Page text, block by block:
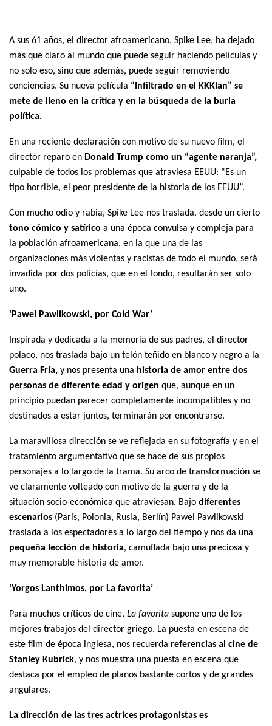
A sus 61 años, el director afroamericano, Spike Lee, ha dejado
más que claro al mundo que puede seguir haciendo películas y
no solo eso, sino que además, puede seguir removiendo
conciencias. Su nueva película “Infiltrado en el KKKlan” se
mete de lleno en la crítica y en la búsqueda de la burla
política.
En una reciente declaración con motivo de su nuevo film, el
director reparo en Donald Trump como un “agente naranja”,
culpable de todos los problemas que atraviesa EEUU: “Es un
tipo horrible, el peor presidente de la historia de los EEUU”.
Con mucho odio y rabia, Spike Lee nos traslada, desde un cierto
tono cómico y satírico a una época convulsa y compleja para
la población afroamericana, en la que una de las
organizaciones más violentas y racistas de todo el mundo, será
invadida por dos policías, que en el fondo, resultarán ser solo
uno.
‘Pawel Pawlikowski, por Cold War’
Inspirada y dedicada a la memoria de sus padres, el director
polaco, nos traslada bajo un telón teñido en blanco y negro a la
Guerra Fría, y nos presenta una historia de amor entre dos
personas de diferente edad y origen que, aunque en un
principio puedan parecer completamente incompatibles y no
destinados a estar juntos, terminarán por encontrarse.
La maravillosa dirección se ve reflejada en su fotografía y en el
tratamiento argumentativo que se hace de sus propios
personajes a lo largo de la trama. Su arco de transformación se
ve claramente volteado con motivo de la guerra y de la
situación socio-económica que atraviesan. Bajo diferentes
escenarios (París, Polonia, Rusia, Berlín) Pawel Pawlikowski
traslada a los espectadores a lo largo del tiempo y nos da una
pequeña lección de historia, camuflada bajo una preciosa y
muy memorable historia de amor.
‘Yorgos Lanthimos, por La favorita’
Para muchos críticos de cine, La favorita supone uno de los
mejores trabajos del director griego. La puesta en escena de
este film de época inglesa, nos recuerda referencias al cine de
Stanley Kubrick, y nos muestra una puesta en escena que
destaca por el empleo de planos bastante cortos y de grandes
angulares.
La dirección de las tres actrices protagonistas es